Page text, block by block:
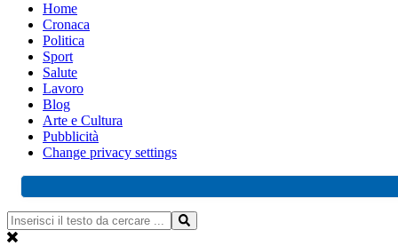
Home
Cronaca
Politica
Sport
Salute
Lavoro
Blog
Arte e Cultura
Pubblicità
Change privacy settings